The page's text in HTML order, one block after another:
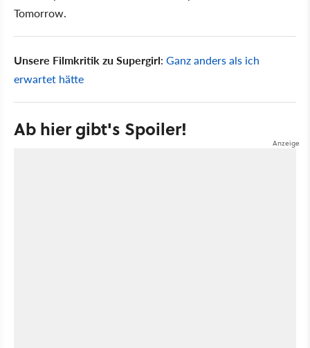
Tomorrow.
Unsere Filmkritik zu Supergirl: Ganz anders als ich
erwartet hätte
Ab hier gibt's Spoiler!